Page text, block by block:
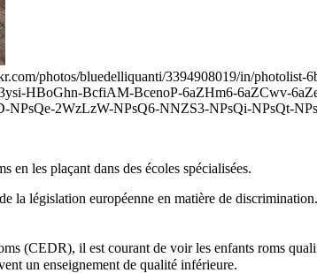
photos/bluedelliquanti/3394908019/in/
HBoGhn-BcfiAM-BcenoP-6aZHm6-6aZCwv-
2WzLzW-NPsQ6-NNZS3-NPsQi-NPsQt-
en les plaçant dans des écoles spécialisées.
la législation européenne en matière de
(CEDR), il est courant de voir les enfants roms
un enseignement de qualité inférieure.